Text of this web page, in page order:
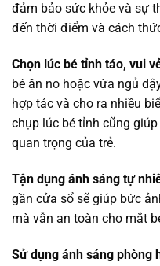
đảm bảo sức khỏe và sự
đến thời điểm và cách
Chọn lúc bé tỉnh táo, vui
bé ăn no hoặc vừa ngủ
hợp tác và cho ra nhiều
chụp lúc bé tỉnh cũng
quan trọng của trẻ.
Tận dụng ánh sáng tự
gần cửa sổ sẽ giúp bức
mà vẫn an toàn cho mắt
Sử dụng ánh sáng phòng